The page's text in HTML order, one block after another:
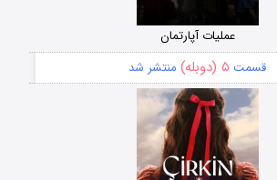
عملیات آپارتمان
قسمت ۵ (دوبله) منتشر شد